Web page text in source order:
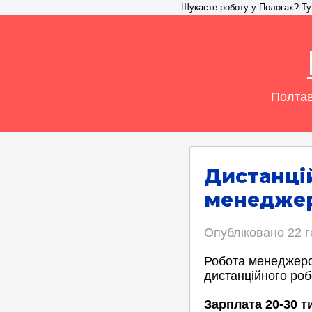
Шукаєте роботу у Пологах?
Опубліковано 22
Робота
дистанційного
Зарплата 20-30